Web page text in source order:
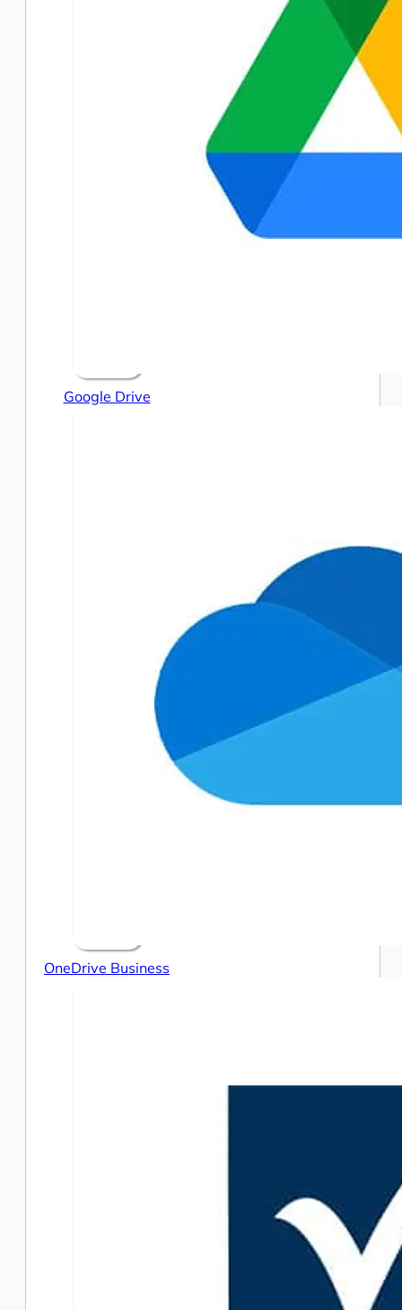
Google Drive
OneDrive Business